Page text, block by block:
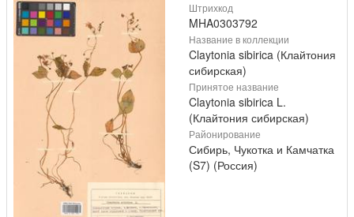
Штрихкод
MHA0303792
Название в коллекции
Claytonia sibirica (Клайтония
сибирская)
Принятое название
Claytonia sibirica L.
(Клайтония сибирская)
Районирование
Сибирь, Чукотка и Камчатка
(S7) (Россия)